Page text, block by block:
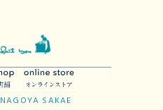
NAGOYA SAKAE